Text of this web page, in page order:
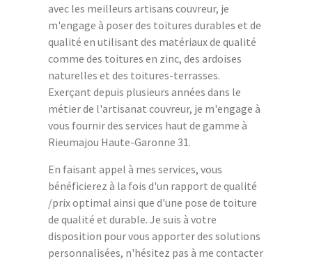
avec les meilleurs artisans couvreur, je
m'engage à poser des toitures durables et de
qualité en utilisant des matériaux de qualité
comme des toitures en zinc, des ardoises
naturelles et des toitures-terrasses.
Exerçant depuis plusieurs années dans le
métier de l'artisanat couvreur, je m'engage à
vous fournir des services haut de gamme à
Rieumajou Haute-Garonne 31.
En faisant appel à mes services, vous
bénéficierez à la fois d'un rapport de qualité
/prix optimal ainsi que d'une pose de toiture
de qualité et durable. Je suis à votre
disposition pour vous apporter des solutions
personnalisées, n'hésitez pas à me contacter